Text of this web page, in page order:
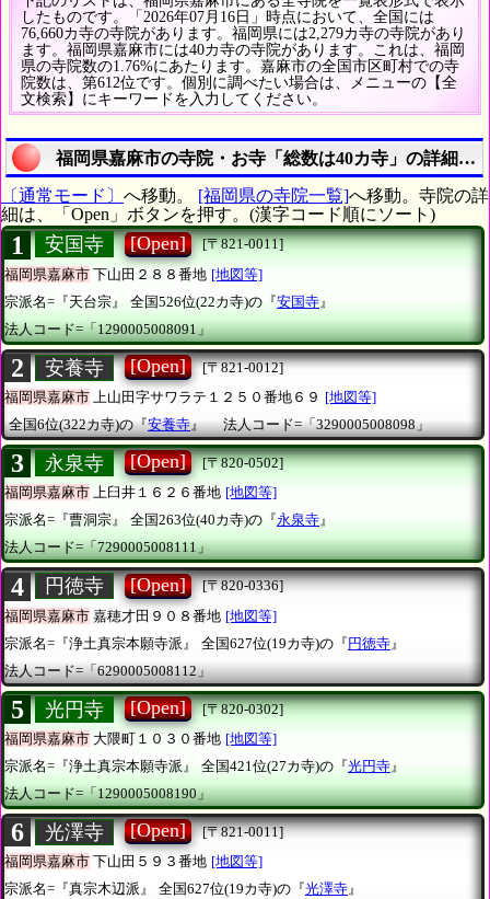
したものです。「2026年07月16日」時点において、全国には
76,660カ寺の寺院があります。福岡県には2,279カ寺の寺院があり
ます。福岡県嘉麻市には40カ寺の寺院があります。これは、福岡
県の寺院数の1.76%にあたります。嘉麻市の全国市区町村での寺
院数は、第612位です。個別に調べたい場合は、メニューの【全
文検索】にキーワードを入力してください。
福岡県嘉麻市の寺院・お寺「総数は40カ寺」の詳細リ
〔通常モード〕 へ移動。 [福岡県の寺院一覧]へ移動。寺院の詳
細は、「Open」ボタンを押す。(漢字コード順にソート)
1 安国寺 [Open]
[〒821-0011]
福岡県嘉麻市 下山田２８８番地 [地図等]
宗派名=『天台宗』
全国526位(22カ寺)の『安国寺 』
法人コード=「1290005008091」
2 安養寺 [Open]
[〒821-0012]
福岡県嘉麻市 上山田字サワラテ１２５０番地６９ [地図等]
全国6位(322カ寺)の『安養寺』 法人コード=「3290005008098」
3 永泉寺 [Open]
[〒820-0502]
福岡県嘉麻市 上臼井１６２６番地 [地図等]
宗派名=『曹洞宗』
全国263位(40カ寺)の『永泉寺』
法人コード=「7290005008111」
4 円徳寺 [Open]
[〒820-0336]
福岡県嘉麻市 嘉穂才田９０８番地 [地図等]
宗派名=『浄土真宗本願寺派』
全国627位(19カ寺)の『円徳寺 』
法人コード=「6290005008112」
5 光円寺 [Open]
[〒820-0302]
福岡県嘉麻市 大隈町１０３０番地 [地図等]
宗派名=『浄土真宗本願寺派』
全国421位(27カ寺)の『光円寺』
法人コード=「1290005008190」
6 光澤寺 [Open]
[〒821-0011]
福岡県嘉麻市 下山田５９３番地 [地図等]
宗派名=『真宗木辺派』
全国627位(19カ寺)の『光澤寺』